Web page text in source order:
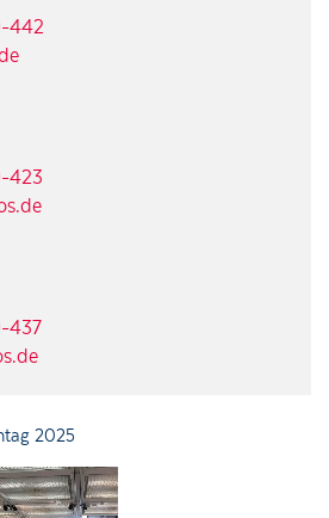
442
423
437
2025
akzeptieren
Cookies akzeptieren
und schließen